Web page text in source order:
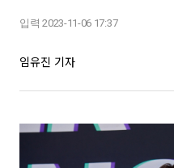
입력 2023-11-06 17:37
임유진 기자